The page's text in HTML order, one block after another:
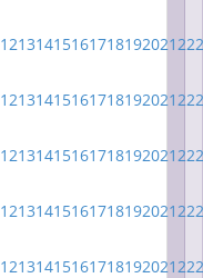
1213141516171819202122
1213141516171819202122
1213141516171819202122
1213141516171819202122
1213141516171819202122